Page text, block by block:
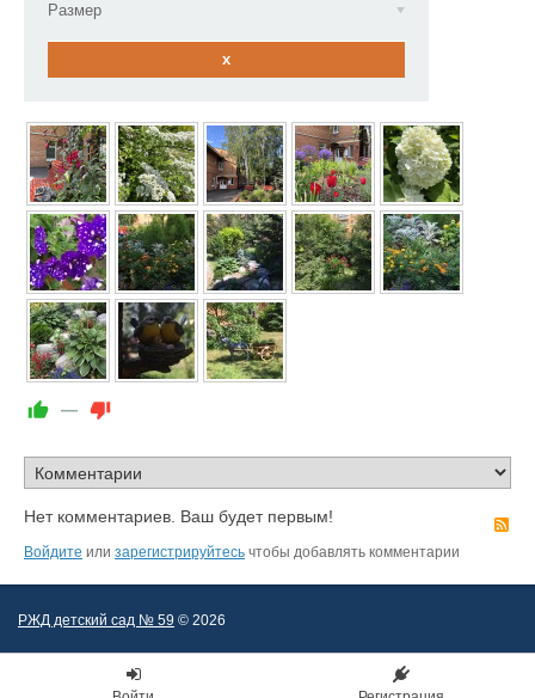
Размер
x
—
Нет комментариев. Ваш будет первым!
Войдите или зарегистрируйтесь чтобы добавлять комментарии
РЖД детский сад № 59 © 2026